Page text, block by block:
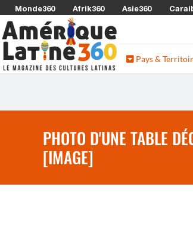
Monde360 Afrik360 Asie360
Pays &
PHOTO D'UNE TABLE
[IMAGE]